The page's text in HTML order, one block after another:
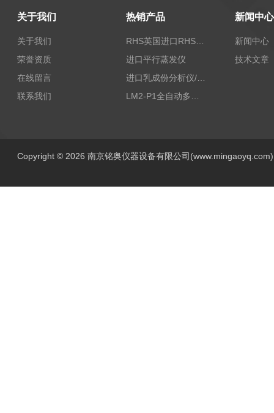
关于我们
关于我们
荣誉资质
在线留言
联系我们
热销产品
RHS英国进口RHS植物标准比色卡
进口平行蒸发仪
进口乳成份分析仪/乳品分析仪
新闻中心
新闻中心
技术文章
Copyright © 2026 南京铭奥仪器设备有限公司